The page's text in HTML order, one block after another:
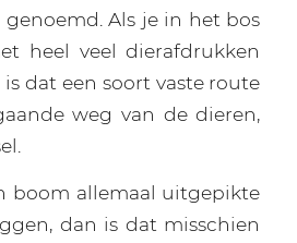
Als je in het bos
heel veel dierafdrukken
dat een soort vaste route
weg van de dieren,
boom allemaal uitgepikte
dan is dat misschien